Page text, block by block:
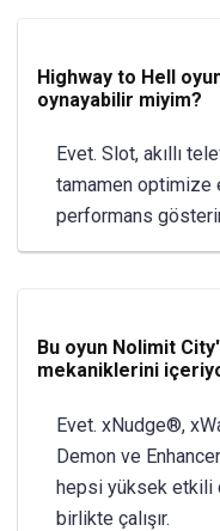
Highway to Hell
oynayabilir miyim?
Evet. Slot, akıllı
tamamen optimize
performans
Bu oyun Nolimit
mekaniklerini
Evet. xNudge®,
Demon ve
hepsi yüksek etkili
birlikte çalışır.